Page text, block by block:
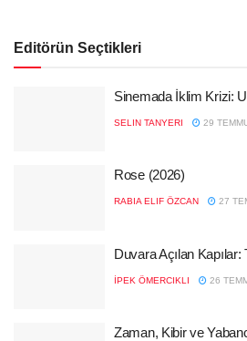
Editörün Seçtikleri
Sinemada İklim Krizi:
SELIN TANYERI 29
Rose (2026)
RABIA ELIF ÖZCAN 27
Duvara Açılan
İPEK ÖMERCIKLI 26
Zaman, Kibir ve